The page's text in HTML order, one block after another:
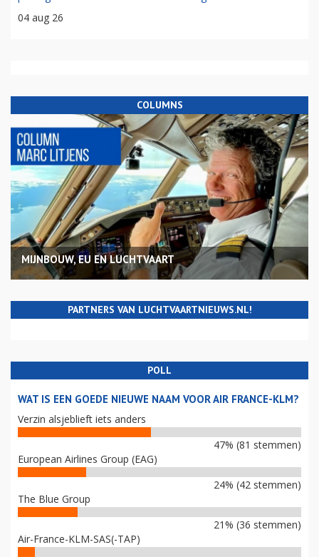
04 aug 26
COLUMNS
MIJNBOUW, EU EN LUCHTVAART
PARTNERS VAN LUCHTVAARTNIEUWS.NL!
POLL
WAT IS EEN GOEDE NIEUWE NAAM VOOR AIR FRANCE-KLM?
Verzin alsjeblieft iets anders
47% (81 stemmen)
European Airlines Group (EAG)
24% (42 stemmen)
The Blue Group
21% (36 stemmen)
Air-France-KLM-SAS(-TAP)